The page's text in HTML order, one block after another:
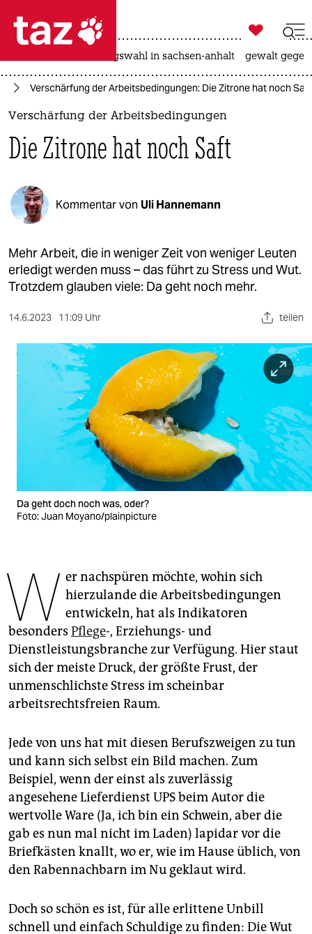
 taz zahl ich
taz zahl ich
politik
öko
gesellschaft
kultur
sport
berlin
nord
wahrheit
veranstaltungen
shop
fragen & hilfe
abo
genossenschaft
epaper login

taz zahl ich
landtagswahl in sachsen-anhalt gewalt
Verschärfung der Arbeitsbedingungen: Die Zitrone hat noch Saft
Verschärfung der Arbeitsbedingungen
Die Zitrone hat noch Saft
Kommentar von Uli Hannemann
Mehr Arbeit, die in weniger Zeit von weniger Leuten
erledigt werden muss – das führt zu Stress und Wut.
Trotzdem glauben viele: Da geht noch mehr.
14.6.2023 11:09 Uhr teilen
Da geht doch noch was, oder?
Foto: Juan Moyano/plainpicture
W er nachspüren möchte, wohin sich
hierzulande die Arbeitsbedingungen
entwickeln, hat als Indikatoren
besonders Pflege-, Erziehungs- und
Dienstleistungsbranche zur Verfügung. Hier staut
sich der meiste Druck, der größte Frust, der
unmenschlichste Stress im scheinbar
arbeitsrechtsfreien Raum.
Jede von uns hat mit diesen Berufszweigen zu tun
und kann sich selbst ein Bild machen. Zum
Beispiel, wenn der einst als zuverlässig
angesehene Lieferdienst UPS beim Autor die
wertvolle Ware (Ja, ich bin ein Schwein, aber die
gab es nun mal nicht im Laden) lapidar vor die
Briefkästen knallt, wo er, wie im Hause üblich, von
den Rabennachbarn im Nu geklaut wird.
Doch so schön es ist, für alle erlittene Unbill
schnell und einfach Schuldige zu finden: Die Wut